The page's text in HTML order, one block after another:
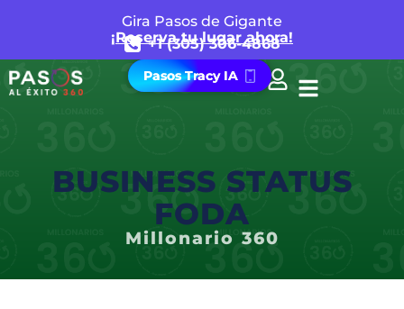
Gira Pasos de Gigante
¡Reserva tu lugar ahora!
+1 (305) 306-4868
Pasos Tracy IA
FODA
BUSINESS STATUS
FODA
Millonario 360